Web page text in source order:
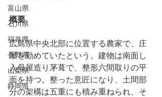
富山県
石川県
福井県
長野県
山梨県
静岡県
概要
広島県中央北部に位置する農家で、庄
屋を勤めていたという。建物は南面し
入母屋造り茅葺で、整形六間取りの平
面を持つ。整った意匠になり、土間部
分の架構は五重にも積み重ねられ、そ